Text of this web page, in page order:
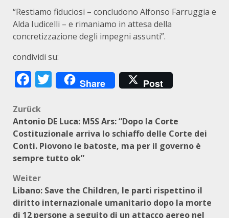
“Restiamo fiduciosi – concludono Alfonso Farruggia e
Alda Iudicelli – e rimaniamo in attesa della
concretizzazione degli impegni assunti”.
condividi su:
Facebook
Twitter
Share Post
Beitragsnavigation
Zurück
Antonio DE Luca: M5S Ars: “Dopo la Corte
Costituzionale arriva lo schiaffo delle Corte dei
Conti. Piovono le batoste, ma per il governo è
sempre tutto ok”
Weiter
Libano: Save the Children, le parti rispettino il
diritto internazionale umanitario dopo la morte
di 12 persone a seguito di un attacco aereo nel